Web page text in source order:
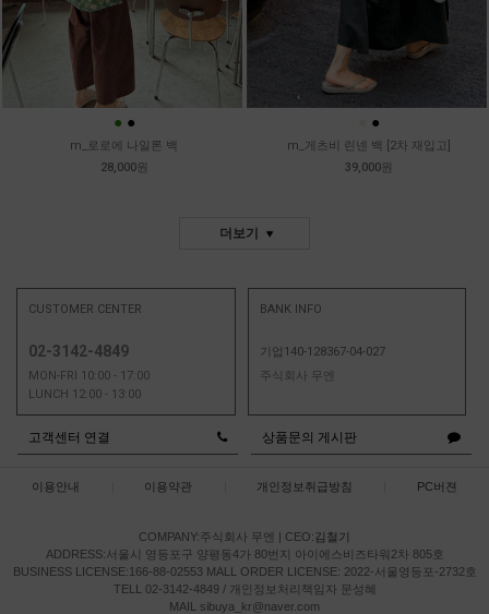
● ●
m_로로에 나일론 백
28,000원
●
m_게츠비 린넨 백 [2차 재입고]
39,000원
더보기
CUSTOMER CENTER
02-3142-4849
MON-FRI 10:00 - 17:00
LUNCH 12:00 - 13:00
BANK INFO
기업140-128367-04-027
주식회사 무엔
고객센터 연결 상품문의 게시판
이용안내 이용약관 개인정보취급방침 PC버젼
COMPANY:주식회사 무엔 | CEO:김철기
ADDRESS:서울시 영등포구 양평동4가 80번지 아이에스비즈타워2차 805호
BUSINESS LICENSE:166-88-02553 MALL ORDER LICENSE: 2022-서울영등포-2732호
TELL 02-3142-4849 / 개인정보처리책임자 문성혜
MAIL sibuya_kr@naver.com